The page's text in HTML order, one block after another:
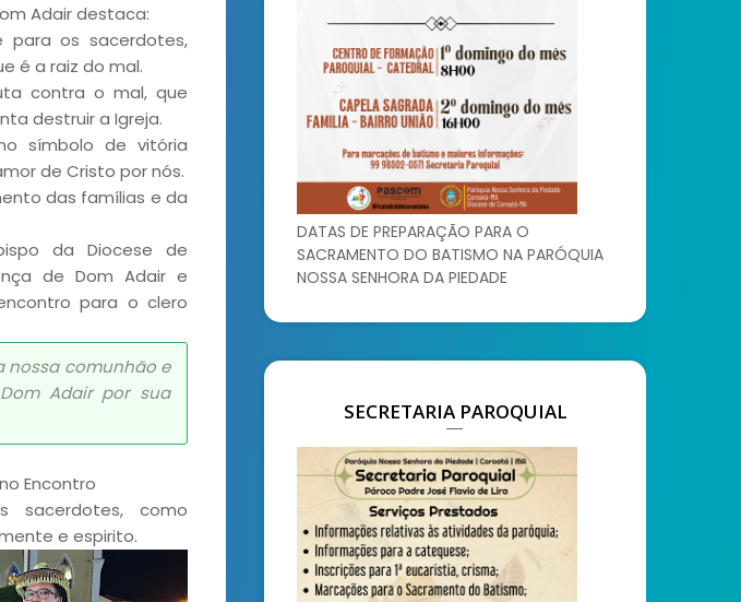
Adair destaca:
para os sacerdotes,
é a raiz do mal.
contra o mal, que
destruir a Igreja.
símbolo de vitória
de Cristo por nós.
das famílias e da
da Diocese de
de Dom Adair e
para o clero
nossa comunhão e
Adair por sua
Encontro
sacerdotes, como
e espirito.
DATAS DE PREPARAÇÃO PARA O
SACRAMENTO DO BATISMO NA PARÓQUIA
NOSSA SENHORA DA PIEDADE
SECRETARIA PAROQUIAL